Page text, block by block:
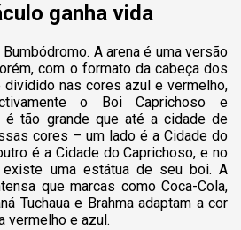
ganha vida
A arena é uma versão
com o formato da cabeça dos
dividido nas cores azul e vermelho,
o Boi Caprichoso e
é tão grande que até a cidade de
cores – um lado é a Cidade do
é a Cidade do Caprichoso, e no
uma estátua de seu boi. A
que marcas como Coca-Cola,
Tuchaua e Brahma adaptam a cor
vermelho e azul.